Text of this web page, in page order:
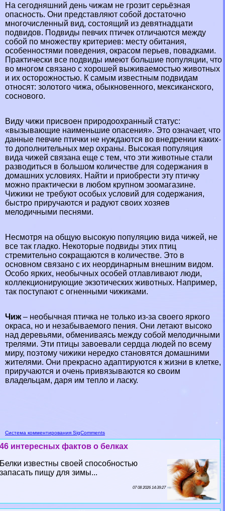
На сегодняшний день чижам не грозит серьёзная
опасность. Они представляют собой достаточно
многочисленный вид, состоящий из девятнадцати
подвидов. Подвиды певчих птичек отличаются между
собой по множеству критериев: месту обитания,
особенностями поведения, окрасом перьев, повадками.
Пpaктически все подвиды имеют большие популяции, что
во многом связано с хорошей выживаемостью животных
и их осторожностью. К самым известным подвидам
относят: золотого чижа, обыкновенного, мексиканского,
соснового.
Виду чижи присвоен природоохранный статус:
«вызывающие наименьшие опасения». Это означает, что
данные певчие птички не нуждаются во внедрении каких-
то дополнительных мер охраны. Высокая популяция
вида чижей связана еще с тем, что эти животные стали
разводиться в большом количестве для содержания в
домашних условиях. Найти и приобрести эту птичку
можно пpaктически в любом крупном зоомагазине.
Чижики не требуют особых условий для содержания,
быстро приручаются и радуют своих хозяев
мелодичными песнями.
Несмотря на общую высокую популяцию вида чижей, не
все так гладко. Некоторые подвиды этих птиц
стремительно сокращаются в количестве. Это в
основном связано с их неординарным внешним видом.
Особо ярких, необычных особей отлавливают люди,
коллекционирующие экзотических животных. Например,
так поступают с огненными чижиками.
Чиж– необычная птичка не только из-за своего яркого
окраса, но и незабываемого пения. Они летают высоко
над деревьями, обмениваясь между собой мелодичными
трелями. Эти птицы завоевали сердца людей по всему
миру, поэтому чижики нередко становятся домашними
жителями. Они прекрасно адаптируются к жизни в клетке,
приручаются и очень привязываются ко своим
владельцам, даря им тепло и ласку.
Система комментирования SigComments
46 интересных фактов о белках
Белки известны своей способностью
запасать пищу для зимы...
07 08 2026 14:39:27